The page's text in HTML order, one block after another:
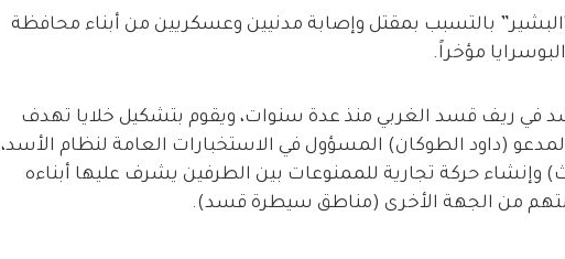
“البشير” بالتسبب بمقتل وإصابة مدنيين وعسكريين من أبناء محافظة
في ريف قسد الغربي منذ عدة سنوات، ويقوم بتشكيل خلايا تهدف
(داود الطوكان) المسؤول في الاستخبارات العامة لنظام الأسد،
وإنشاء حركة تجارية للممنوعات بين الطرفين يشرف عليها أبناءه
من الجهة الأخرى (مناطق سيطرة قسد).